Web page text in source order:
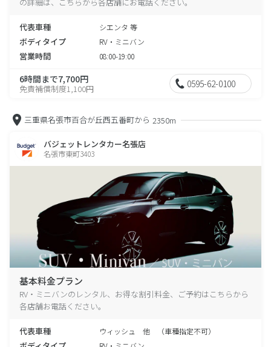
代表車種 シエンタ 等
ボディタイプ RV・ミニバン
営業時間 08:00-19:00
6時間まで7,700円
免責補償制度1,100円 0595-62-0100
三重県名張市百合が丘西五番町から 2350m
バジェットレンタカー名張店
名張市東町3403
基本料金プラン
RV・ミニバンのレンタル、お得な割引料金、ご予約はこちらから
各店舗お電話ください。
代表車種 ウィッシュ 他 （車種指定不可）